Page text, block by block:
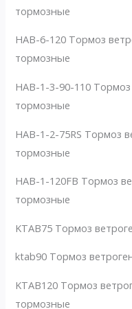
тормозные
HAB-6-120 Тормоз
тормозные
HAB-1-3-90-110
тормозные
HAB-1-2-75RS Тормоз
тормозные
HAB-1-120FB Тормоз
тормозные
KTAB75 Тормоз
ktab90 Тормоз
KTAB120 Тормоз
тормозные